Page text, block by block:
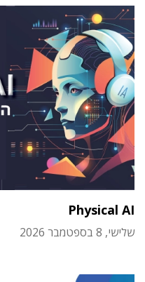
Physical AI
שלישי, 8 בספטמבר 2026